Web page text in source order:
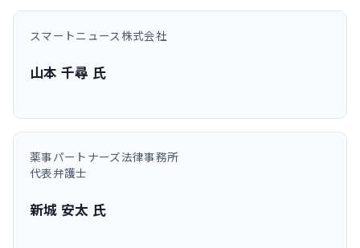
スマートニュース株式会社
山本 千尋 氏
薬事パートナーズ法律事務所
代表弁護士
新城 安太 氏